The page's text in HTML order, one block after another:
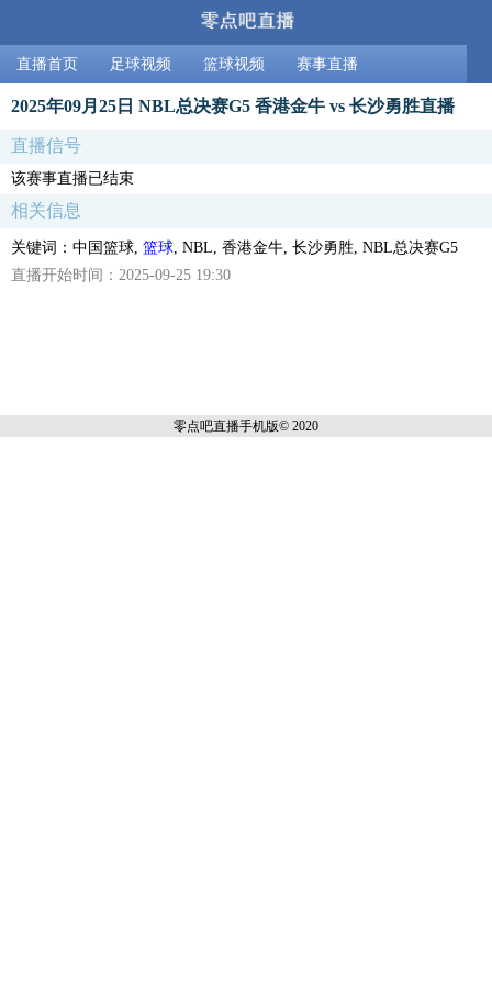
直播首页 足球视频 篮球视频 赛事直播
2025年09月25日 NBL总决赛G5 香港金牛 vs 长沙勇胜直播
直播信号
该赛事直播已结束
相关信息
关键词：中国篮球, 篮球 , NBL, 香港金牛, 长沙勇胜, NBL总决赛G5
直播开始时间：2025-09-25 19:30
零点吧直播手机版© 2020